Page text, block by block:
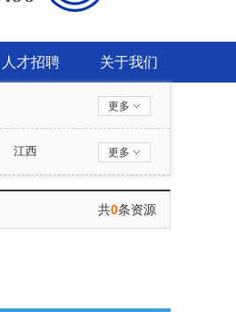
人才招聘 关于我们
更多
江西
青海
更多
共0条资源